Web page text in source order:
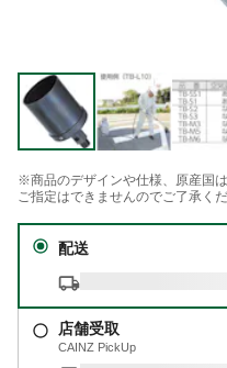
※商品のデザインや仕様、原産国
ご指定はできませんのでご了承くだ
配送
店舗受取
CAINZ PickUp